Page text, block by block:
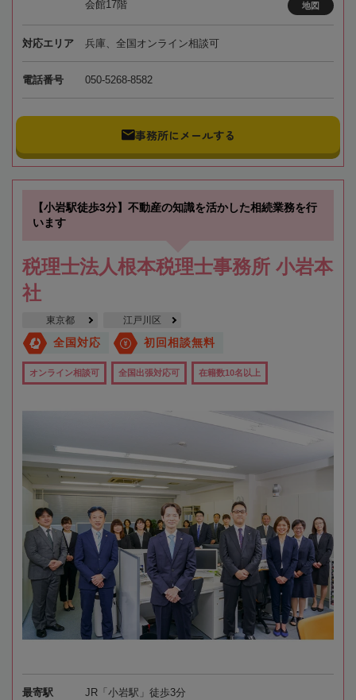
会館17階
地図
対応エリア 兵庫、全国オンライン相談可
電話番号 050-5268-8582
事務所にメールする
【小岩駅徒歩3分】不動産の知識を活かした相続業務を行
います
税理士法人根本税理士事務所 小岩本
社
東京都 江戸川区
全国対応 初回相談無料
オンライン相談可 全国出張対応可 在籍数10名以上
最寄駅 JR「小岩駅」徒歩3分